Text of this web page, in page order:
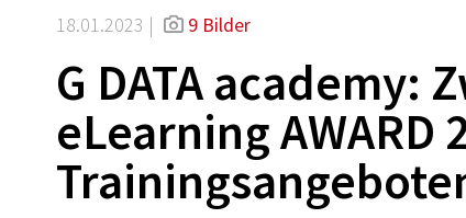
18.01.2023 | 9 Bilder
G DATA academy:
eLearning